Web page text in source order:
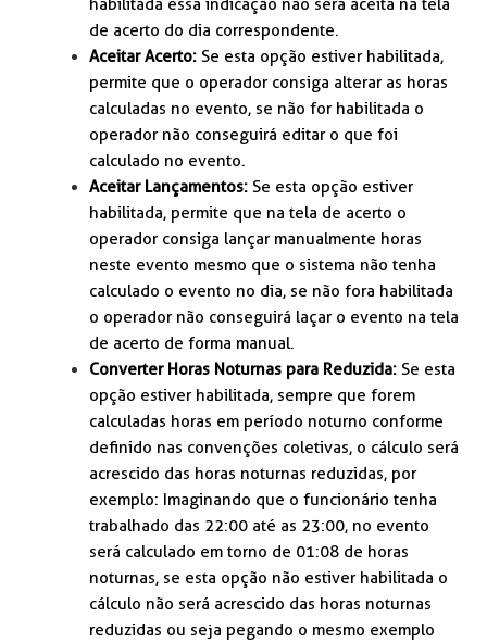
habilitada essa indicação não será aceita na tela
de acerto do dia correspondente.
Aceitar Acerto:Se esta opção estiver habilitada,
permite que o operador consiga alterar as horas
calculadas no evento, se não for habilitada o
operador não conseguirá editar o que foi
calculado no evento.
Aceitar Lançamentos:Se esta opção estiver
habilitada, permite que na tela de acerto o
operador consiga lançar manualmente horas
neste evento mesmo que o sistema não tenha
calculado o evento no dia, se não fora habilitada
o operador não conseguirá laçar o evento na tela
de acerto de forma manual.
Converter Horas Noturnas para Reduzida:Se esta
opção estiver habilitada, sempre que forem
calculadas horas em período noturno conforme
definido nas convenções coletivas, o cálculo será
acrescido das horas noturnas reduzidas, por
exemplo: Imaginando que o funcionário tenha
trabalhado das 22:00 até as 23:00, no evento
será calculado em torno de 01:08 de horas
noturnas, se esta opção não estiver habilitada o
cálculo não será acrescido das horas noturnas
reduzidas ou seja pegando o mesmo exemplo